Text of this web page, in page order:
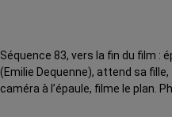
Séquence 83, vers la fin du film :
(Emilie Dequenne), attend sa
caméra à l’épaule, filme le plan.